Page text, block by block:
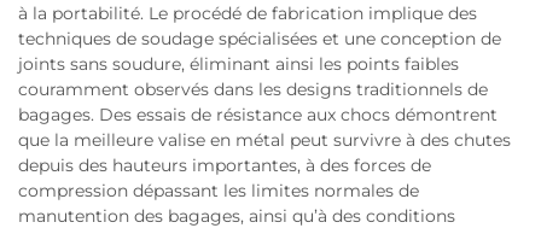
à la portabilité. Le procédé de fabrication implique des
techniques de soudage spécialisées et une conception de
joints sans soudure, éliminant ainsi les points faibles
couramment observés dans les designs traditionnels de
bagages. Des essais de résistance aux chocs démontrent
que la meilleure valise en métal peut survivre à des chutes
depuis des hauteurs importantes, à des forces de
compression dépassant les limites normales de
manutention des bagages, ainsi qu’à des conditions